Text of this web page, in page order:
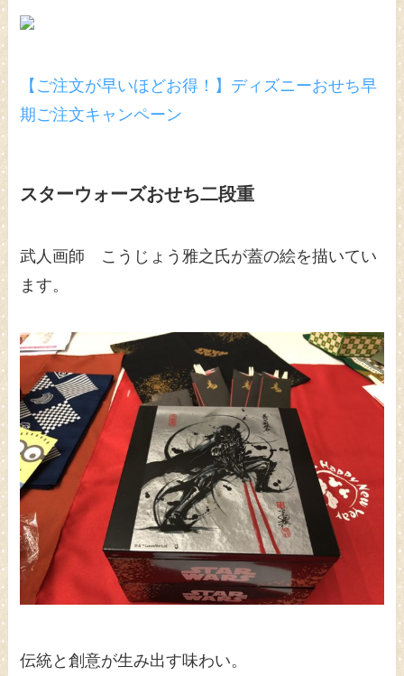
【ご注文が早いほどお得！】ディズニーおせち早
期ご注文キャンペーン
スターウォーズおせち二段重
武人画師 こうじょう雅之氏が蓋の絵を描いてい
ます。
伝統と創意が生み出す味わい。